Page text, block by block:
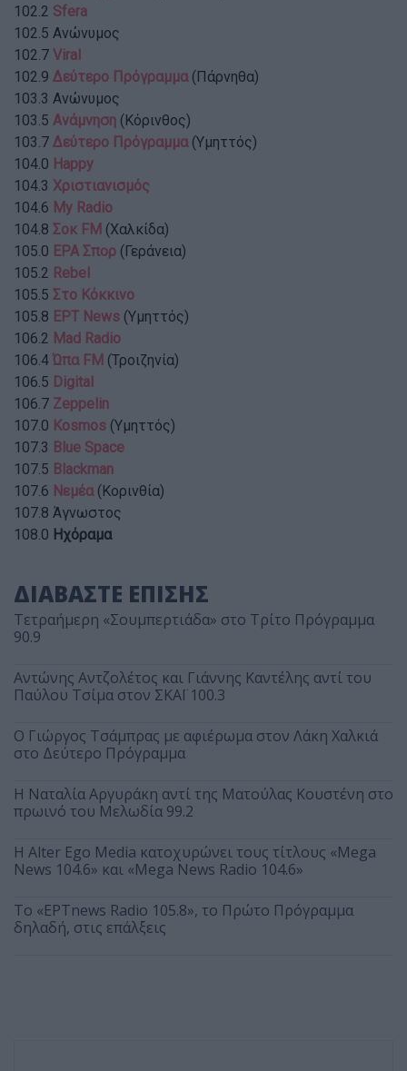
102.2 Sfera
102.5 Ανώνυμος
102.7 Viral
102.9 Δεύτερο Πρόγραμμα (Πάρνηθα)
103.3 Ανώνυμος
103.5 Ανάμνηση (Κόρινθος)
103.7 Δεύτερο Πρόγραμμα (Υμηττός)
104.0 Happy
104.3 Χριστιανισμός
104.6 My Radio
104.8 Σοκ FM (Χαλκίδα)
105.0 ΕΡΑ Σπορ (Γεράνεια)
105.2 Rebel
105.5 Στο Κόκκινο
105.8 ΕΡΤ News (Υμηττός)
106.2 Mad Radio
106.4 Ώπα FM (Τροιζηνία)
106.5 Digital
106.7 Zeppelin
107.0 Kosmos (Υμηττός)
107.3 Blue Space
107.5 Blackman
107.6 Νεμέα (Κορινθία)
107.8 Άγνωστος
108.0 Ηχόραμα
ΔΙΑΒΑΣΤΕ ΕΠΙΣΗΣ
Τετραήμερη «Σουμπερτιάδα» στο Τρίτο Πρόγραμμα
90.9
Αντώνης Αντζολέτος και Γιάννης Καντέλης αντί του
Παύλου Τσίμα στον ΣΚΑΪ 100.3
O Γιώργος Τσάμπρας με αφιέρωμα στον Λάκη Χαλκιά
στο Δεύτερο Πρόγραμμα
Η Ναταλία Αργυράκη αντί της Ματούλας Κουστένη στο
πρωινό του Μελωδία 99.2
Η Alter Ego Media κατοχυρώνει τους τίτλους «Mega
News 104.6» και «Mega News Radio 104.6»
Το «ΕΡΤnews Radio 105.8», το Πρώτο Πρόγραμμα
δηλαδή, στις επάλξεις